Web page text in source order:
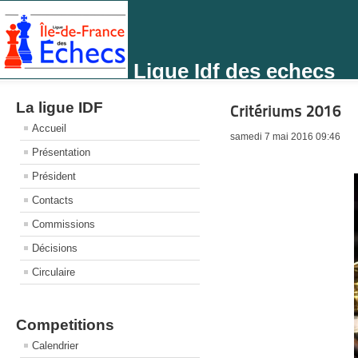
Ligue Idf des echecs
La ligue IDF
Accueil
Présentation
Président
Contacts
Commissions
Décisions
Circulaire
Competitions
Calendrier
Critériums 2016
samedi 7 mai 2016 09:46